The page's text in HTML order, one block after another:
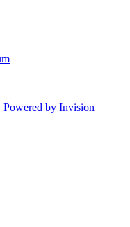
Powered by Invision